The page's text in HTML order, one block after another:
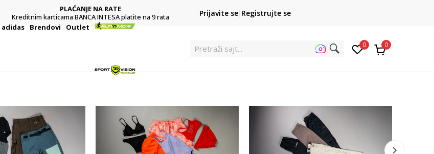
PLAĆANJE NA RATE
Kreditnim karticama BANCA INTESA platite na 9 rata
POZOVITE NAS
011 422 1422
Prijavite se Registrujte se
adidas Brendovi Outlet
Pretraži 0 0